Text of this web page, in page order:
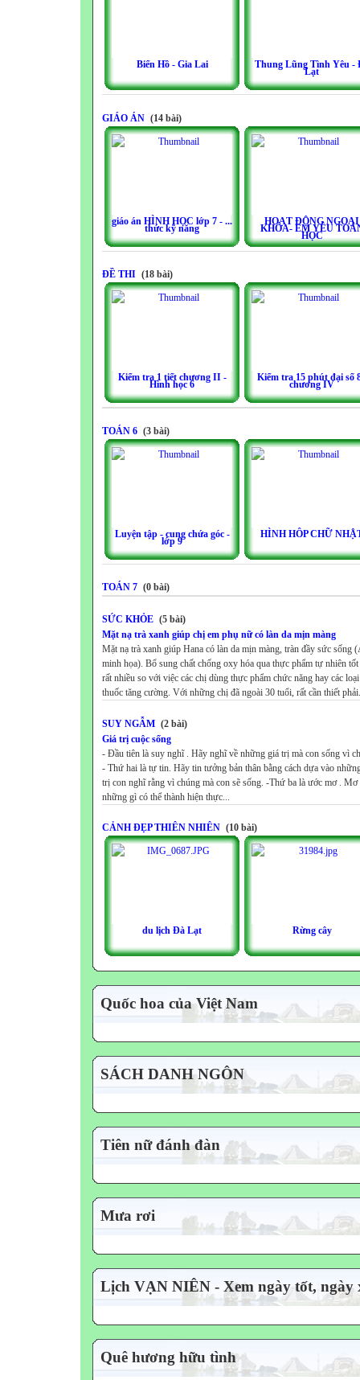
Biển Hồ - Gia Lai Thung Lũng Tình Yêu -
Lạt
GIÁO ÁN (14 bài)
giáo án HÌNH HỌC lớp 7 - ...
thức kỹ năng
HOẠT ĐỘNG NGOẠI
KHÓA- EM YÊU
HỌC
ĐỀ THI (18 bài)
Kiểm tra 1 tiết chương II -
Hình học 6
Kiểm tra 15 phút đại số
chương IV
TOÁN 6 (3 bài)
Luyện tập - cung chứa góc -
lớp 9
HÌNH HÔP CHỮ
TOÁN 7 (0 bài)
SỨC KHỎE (5 bài)
Mặt nạ trà xanh giúp chị em phụ nữ có làn da mịn màng
Mặt nạ trà xanh giúp Hana có làn da mịn màng, tràn đầy sức sống
minh họa). Bổ sung chất chống oxy hóa qua thực phẩm tự nhiên
rất nhiều so với việc các chị dùng thực phẩm chức năng hay các loại
thuốc tăng cường. Với những chị đã ngoài 30 tuổi, rất cần thiết
SUY NGẪM (2 bài)
Giá trị cuộc sống
- Đầu tiên là suy nghĩ . Hãy nghĩ về những giá trị mà con sống vì
- Thứ hai là tự tin. Hãy tin tưởng bản thân bằng cách dựa vào
trị con nghĩ rằng vì chúng mà con sẽ sống. -Thứ ba là ước mơ . Mơ
những gì có thể thành hiện thực...
CẢNH ĐẸP THIÊN NHIÊN (10 bài)
du lịch Đà Lạt Rừng cây
Quốc hoa của Việt Nam
SÁCH DANH NGÔN
Tiên nữ đánh đàn
Mưa rơi
Lịch VẠN NIÊN - Xem ngày tốt, ngày
Quê hương hữu tình